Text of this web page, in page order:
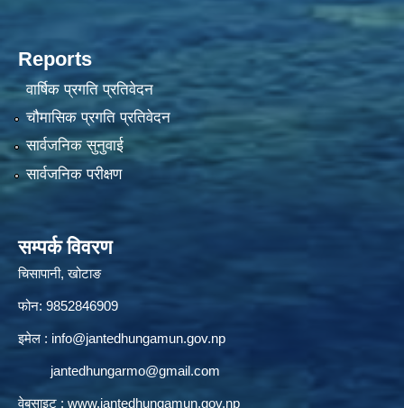
Reports
वार्षिक प्रगति प्रतिवेदन
चौमासिक प्रगति प्रतिवेदन
सार्वजनिक सुनुवाई
सार्वजनिक परीक्षण
सम्पर्क विवरण
चिसापानी, खोटाङ
फोन: 9852846909
इमेल : info@jantedhungamun.gov.np
jantedhungarmo@gmail.com
वेबसाइट : www.jantedhungamun.gov.np